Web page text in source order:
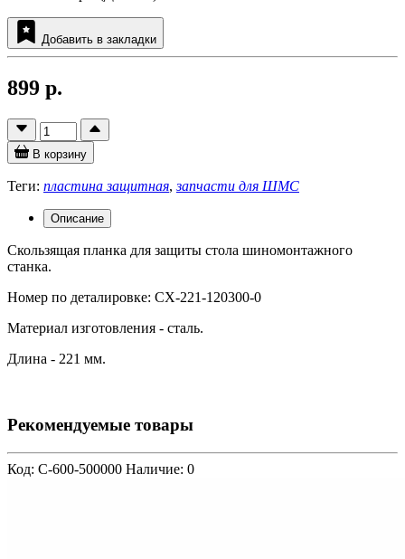
Добавить в закладки
899 р.
В корзину
Теги: пластина защитная,запчасти для ШМС
Описание
Скользящая планка для защиты стола шиномонтажного
станка.
Номер по деталировке: CX-221-120300-0
Материал изготовления - сталь.
Длина - 221 мм.
Рекомендуемые товары
Код: C-600-500000 Наличие: 0